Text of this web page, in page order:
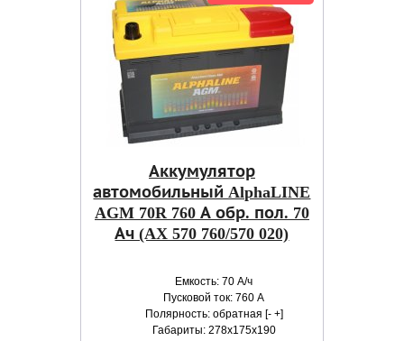
Аккумулятор
автомобильный AlphaLINE
AGM 70R 760 А обр. пол. 70
Ач (AX 570 760/570 020)
Емкость: 70 А/ч
Пусковой ток: 760 А
Полярность: обратная [- +]
Габариты: 278x175x190